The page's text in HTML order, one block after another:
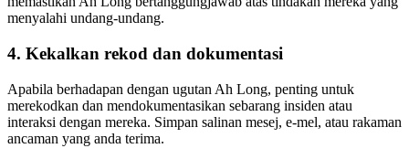
menyalahi undang-undang.
4. Kekalkan rekod dan dokumentasi
Apabila berhadapan dengan ugutan Ah Long, penting untuk
merekodkan dan mendokumentasikan sebarang insiden atau
interaksi dengan mereka. Simpan salinan mesej, e-mel, atau rakaman
ancaman yang anda terima.